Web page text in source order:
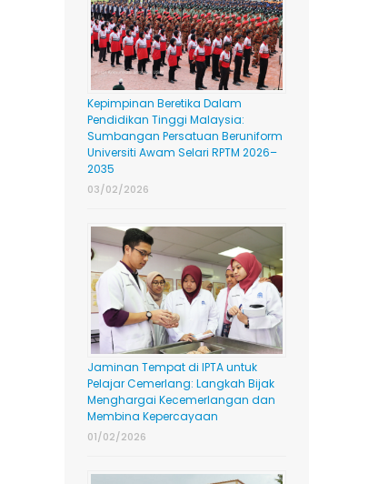
Kepimpinan Beretika Dalam
Pendidikan Tinggi Malaysia:
Sumbangan Persatuan Beruniform
Universiti Awam Selari RPTM 2026–
2035
03/02/2026
Jaminan Tempat di IPTA untuk
Pelajar Cemerlang: Langkah Bijak
Menghargai Kecemerlangan dan
Membina Kepercayaan
01/02/2026